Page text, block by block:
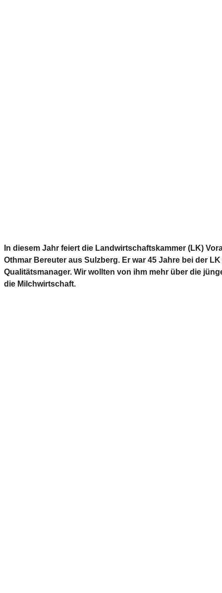
In diesem Jahr feiert die Landwirtschaftskammer (LK)
Othmar Bereuter aus Sulzberg. Er war 45 Jahre bei der
Qualitätsmanager. Wir wollten von ihm mehr über die
die Milchwirtschaft.